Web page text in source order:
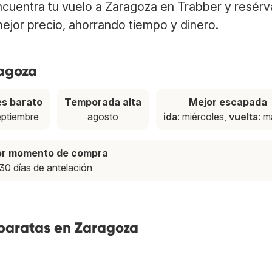
tu vuelo a Zaragoza en Trabber y
precio, ahorrando tiempo y dinero.
barato
Temporada alta
agosto
Mejor escapada
ida: miércoles, vuelta:
momento de compra
días de antelación
en Zaragoza